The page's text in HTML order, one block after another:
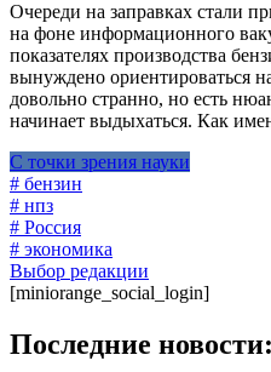
Очереди на заправках стали
на фоне информационного
показателях производства
вынуждено ориентироваться
довольно странно, но есть
начинает выдыхаться. Как
С точки зрения науки
# бензин
# нпз
# Россия
# экономика
Выбор редакции
[miniorange_social_login]
Последние новости: